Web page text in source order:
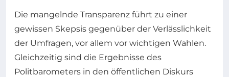
Die mangelnde Transparenz führt zu einer
gewissen Skepsis gegenüber der Verlässlichkeit
der Umfragen, vor allem vor wichtigen Wahlen.
Gleichzeitig sind die Ergebnisse des
Politbarometers in den öffentlichen Diskurs